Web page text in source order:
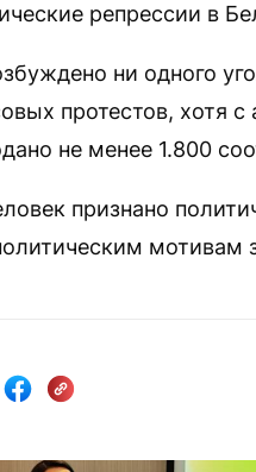
репрессии в
ни одного
протестов, хотя
не менее 1.800
признано
мотивам